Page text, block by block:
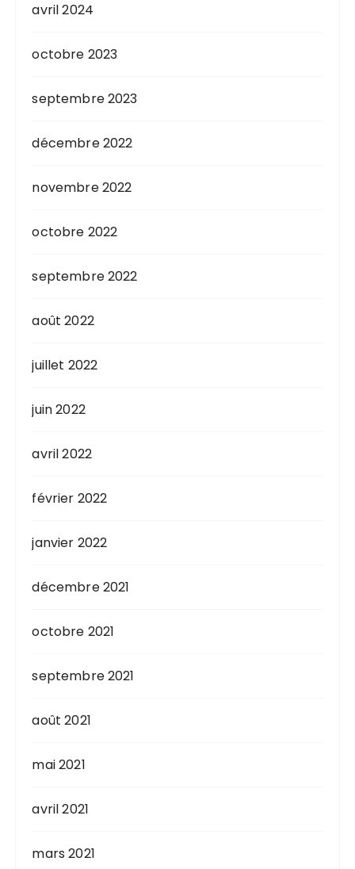
avril 2024
octobre 2023
septembre 2023
décembre 2022
novembre 2022
octobre 2022
septembre 2022
août 2022
juillet 2022
juin 2022
avril 2022
février 2022
janvier 2022
décembre 2021
octobre 2021
septembre 2021
août 2021
mai 2021
avril 2021
mars 2021